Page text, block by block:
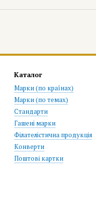
Каталог
Марки (по країнах)
Марки (по темах)
Стандарти
Гашені марки
Філателістична продукція
Конверти
Поштові картки